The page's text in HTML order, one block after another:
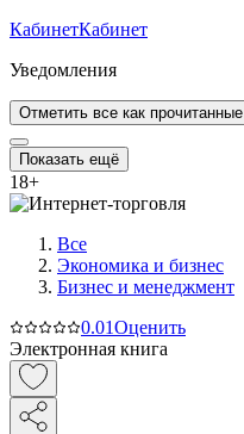
КабинетКабинет
Уведомления
Отметить все как прочитанные
Показать ещё
18+
Все
Экономика и бизнес
Бизнес и менеджмент
0.01Оценить
Электронная книга